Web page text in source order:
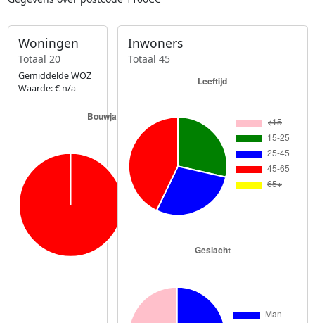
Woningen
Totaal 20
Gemiddelde WOZ
Waarde: € n/a
Inwoners
Totaal 45